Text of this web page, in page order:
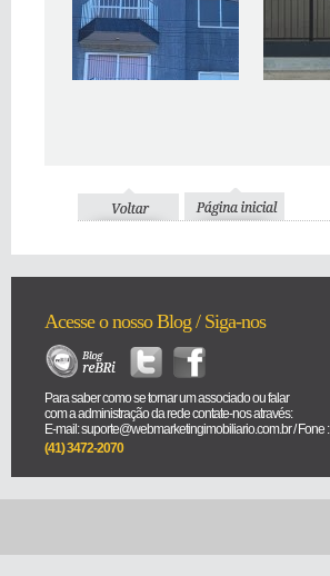
Acesse o nosso Blog / Siga-nos
Para saber como se tornar um associado ou falar
com a administração da rede contate-nos através:
E-mail: suporte@webmarketingimobiliario.com.br / Fone :
(41) 3472-2070